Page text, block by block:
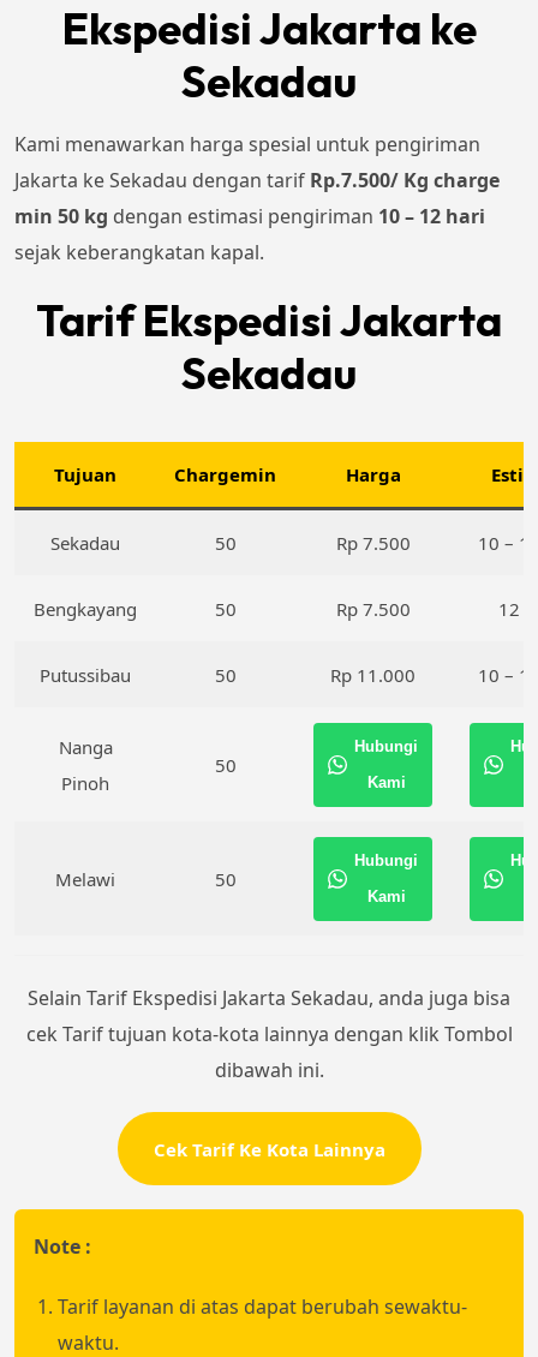
Ekspedisi Jakarta ke
Sekadau
Kami menawarkan harga spesial untuk pengiriman
Jakarta ke Sekadau dengan tarif Rp.7.500/ Kg charge
min 50 kg dengan estimasi pengiriman 10 – 12 hari
sejak keberangkatan kapal.
Tarif Ekspedisi Jakarta
Sekadau
Tujuan Chargemin Harga
Sekadau 50 Rp 7.500 10 –
Bengkayang 50 Rp 7.500 12
Putussibau 50 Rp 11.000 10 –
Nanga
Pinoh
50
Hubungi
Kami
Melawi 50
Hubungi
Kami
Selain Tarif Ekspedisi Jakarta Sekadau, anda juga bisa
cek Tarif tujuan kota-kota lainnya dengan klik Tombol
dibawah ini.
Cek Tarif Ke Kota Lainnya
Note :
Tarif layanan di atas dapat berubah sewaktu-
waktu.